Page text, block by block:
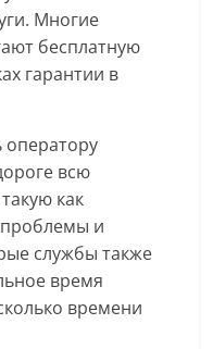
Многие
бесплатную
гарантии в
оператору
всю
как
и
службы также
время
времени